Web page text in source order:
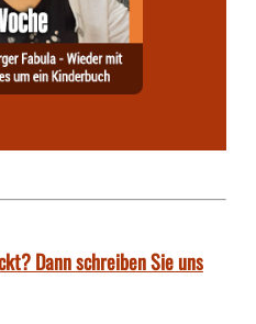
Dann schreiben Sie uns